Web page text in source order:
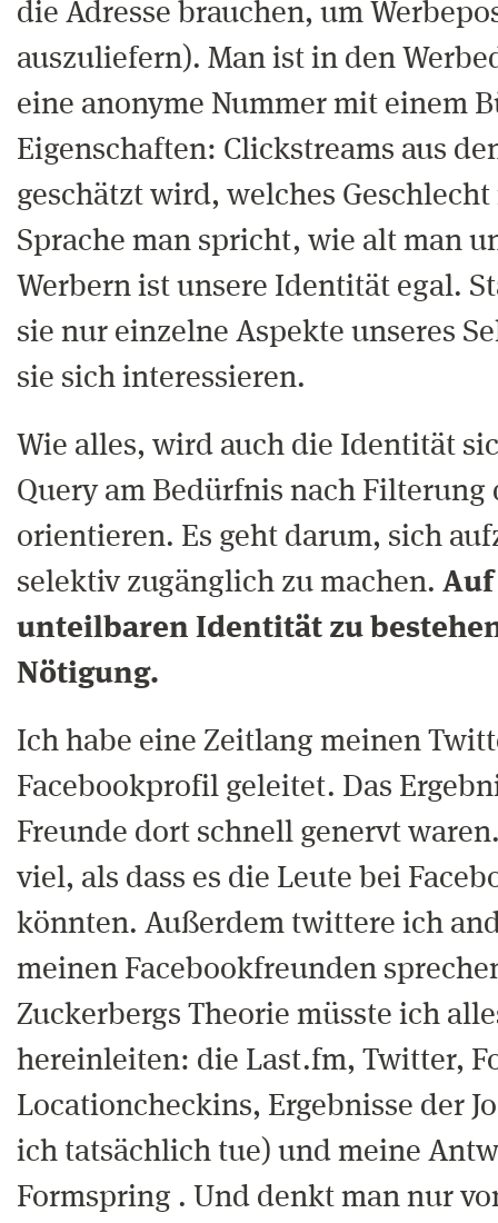
die Adresse brauchen, um
auszuliefern). Man ist in den
eine anonyme Nummer mit einem
Eigenschaften: Clickstreams aus
geschätzt wird, welches
Sprache man spricht, wie alt man
Werbern ist unsere Identität egal.
sie nur einzelne Aspekte unseres
sie sich interessieren.
Wie alles, wird auch die Identität
Query am Bedürfnis nach Filterung
orientieren. Es geht darum, sich
selektiv zugänglich zu machen.
unteilbaren Identität zu
Nötigung.
Ich habe eine Zeitlang meinen
Facebookprofil geleitet. Das
Freunde dort schnell genervt
viel, als dass es die Leute bei
könnten. Außerdem twittere ich
meinen Facebookfreunden
Zuckerbergs Theorie müsste ich
hereinleiten: die Last.fm, Twitter,
Locationcheckins, Ergebnisse der
ich tatsächlich tue) und meine
Formspring . Und denkt man nur